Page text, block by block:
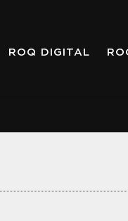
ROQ DIGITAL